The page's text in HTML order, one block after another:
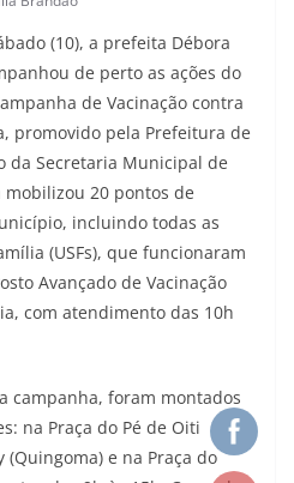
(10), a prefeita Débora
de perto as ações do
de Vacinação contra
promovido pela Prefeitura de
da Secretaria Municipal de
mobilizou 20 pontos de
incluindo todas as
(USFs), que funcionaram
Avançado de Vacinação
com atendimento das 10h
campanha, foram montados
na Praça do Pé de Oiti
(Quingoma) e na Praça do